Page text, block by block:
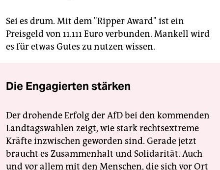
Sei es drum. Mit dem "Ripper Award" ist ein
Preisgeld von 11.111 Euro verbunden. Mankell wird
es für etwas Gutes zu nutzen wissen.
Die Engagierten stärken
Der drohende Erfolg der AfD bei den kommenden
Landtagswahlen zeigt, wie stark rechtsextreme
Kräfte inzwischen geworden sind. Gerade jetzt
braucht es Zusammenhalt und Solidarität. Auch
und vor allem mit den Menschen, die sich vor Ort